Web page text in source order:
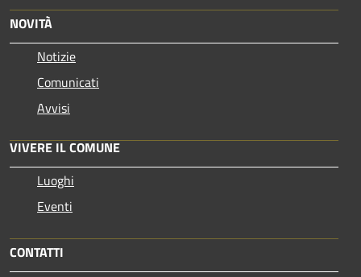
NOVITÀ
Notizie
Comunicati
Avvisi
VIVERE IL COMUNE
Luoghi
Eventi
CONTATTI